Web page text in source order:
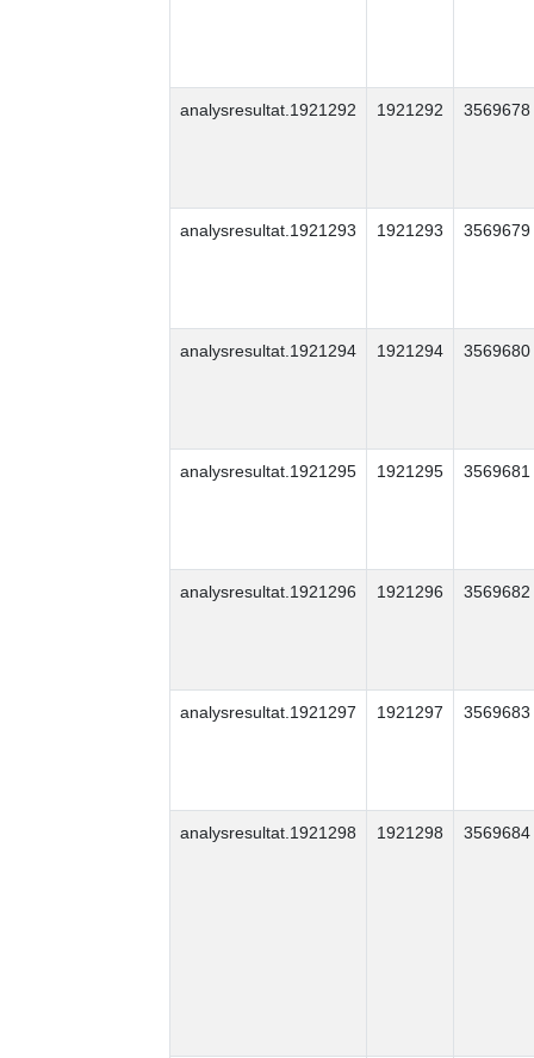
analysresultat.1921292 1921292 3569678
analysresultat.1921293 1921293 3569679
analysresultat.1921294 1921294 3569680
analysresultat.1921295 1921295 3569681
analysresultat.1921296 1921296 3569682
analysresultat.1921297 1921297 3569683
analysresultat.1921298 1921298 3569684